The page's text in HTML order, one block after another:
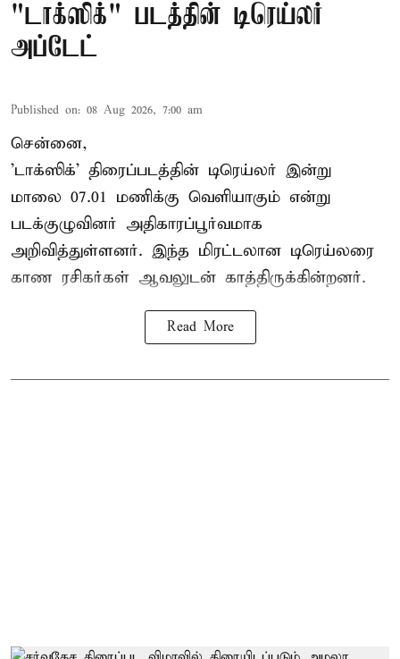
"டாக்ஸிக்" படத்தின் டிரெய்லர்
அப்டேட்
Published on: 08 Aug 2026, 7:00 am
சென்னை,
'டாக்ஸிக்' திரைப்படத்தின் டிரெய்லர் இன்று
மாலை 07.01 மணிக்கு வெளியாகும் என்று
படக்குழுவினர் அதிகாரப்பூர்வமாக
அறிவித்துள்ளனர். இந்த மிரட்டலான டிரெய்லரை
காண ரசிகர்கள் ஆவலுடன் காத்திருக்கின்றனர்.
Read More